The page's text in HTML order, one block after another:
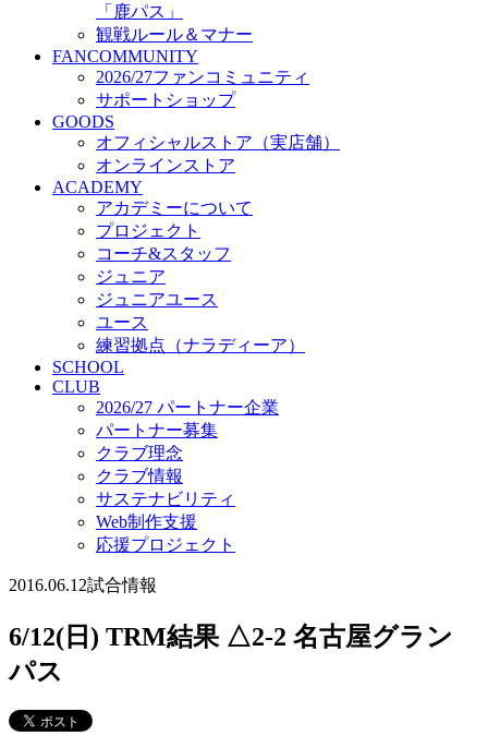
2026/27 パートナー企業
パートナー募集
クラブ理念
クラブ情報
サステナビリティ
Web制作支援
応援プロジェクト
「鹿パス」
観戦ルール＆マナー
FANCOMMUNITY
2026/27ファンコミュニティ
サポートショップ
GOODS
オフィシャルストア（実店舗）
オンラインストア
ACADEMY
アカデミーについて
プロジェクト
コーチ&スタッフ
ジュニア
ジュニアユース
ユース
練習拠点（ナラディーア）
SCHOOL
CLUB
2026/27 パートナー企業
パートナー募集
クラブ理念
クラブ情報
サステナビリティ
Web制作支援
応援プロジェクト
2016.06.12試合情報
6/12(日) TRM結果 △2-2 名古屋グラン
パス